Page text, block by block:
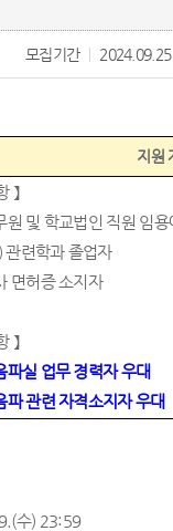
모집기간
지원
】
원 및 학교법인 직원 임
관련학과 졸업자
면허증 소지자
】
파실 업무 경력자 우대
파 관련 자격소지자 우대
수) 23:59